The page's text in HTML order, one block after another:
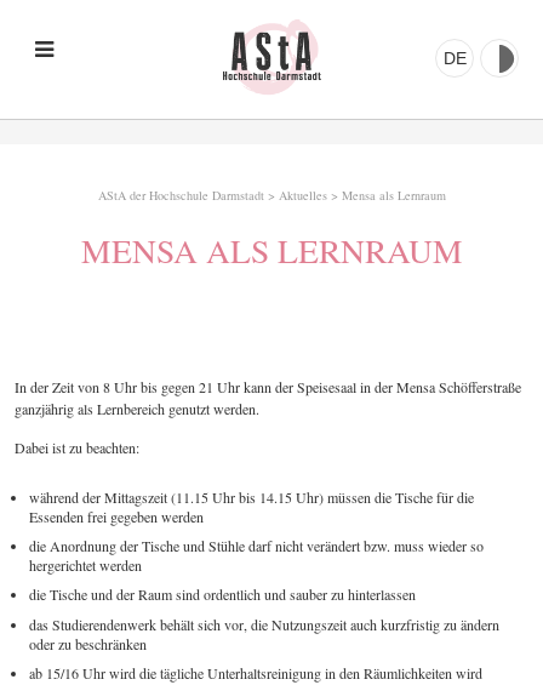
DE
AStA der Hochschule Darmstadt> Aktuelles> Mensa als Lernraum
MENSA ALS LERNRAUM
In der Zeit von 8 Uhr bis gegen 21 Uhr kann der Speisesaal in der Mensa Schöfferstraße
ganzjährig als Lernbereich genutzt werden.
Dabei ist zu beachten:
während der Mittagszeit (11.15 Uhr bis 14.15 Uhr) müssen die Tische für die
Essenden frei gegeben werden
die Anordnung der Tische und Stühle darf nicht verändert bzw. muss wieder so
hergerichtet werden
die Tische und der Raum sind ordentlich und sauber zu hinterlassen
das Studierendenwerk behält sich vor, die Nutzungszeit auch kurzfristig zu ändern
oder zu beschränken
ab 15/16 Uhr wird die tägliche Unterhaltsreinigung in den Räumlichkeiten wird